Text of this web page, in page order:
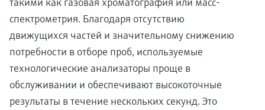
спектрометрия. Благодаря отсутствию
движущихся частей и значительному снижению
потребности в отборе проб, используемые
технологические анализаторы проще в
обслуживании и обеспечивают высокоточные
результаты в течение нескольких секунд. Это